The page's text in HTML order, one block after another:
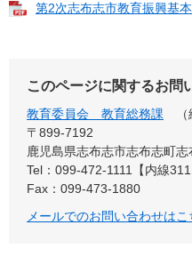
第2次志布志市教育振興基
このページに関するお問
教育委員会 教育総務課
〒899-7192
鹿児島県志布志市志布志町
Tel：099-472-1111【内線311
Fax：099-473-1880
メールでのお問い合わせはこ